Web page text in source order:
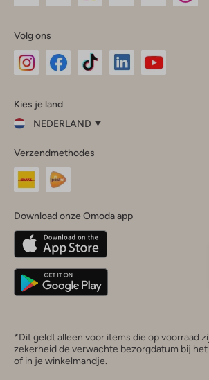
Volg ons
InstagramFacebook
Kies je land
NEDERLAND
je
land
Nederland
Belgique(Français)
Deutschland
Verzendmethodes
Download onze Omoda app
*Dit geldt alleen voor items die op voorraad
zekerheid de verwachte bezorgdatum bij
of in je winkelmandje.